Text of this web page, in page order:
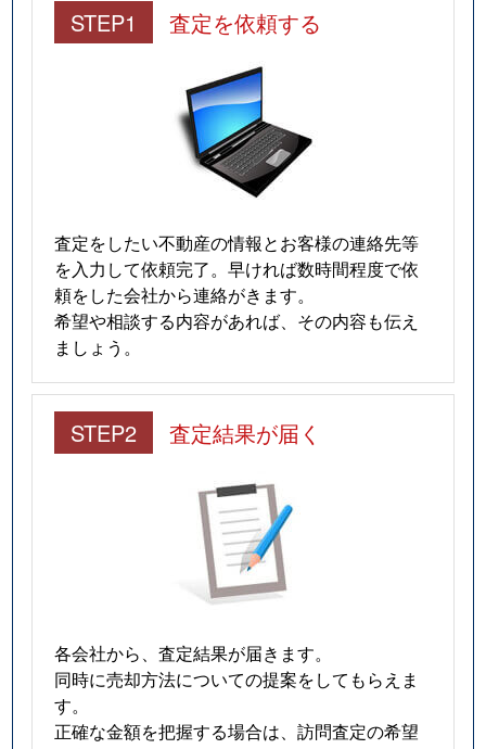
STEP1 査定を依頼する
査定をしたい不動産の情報とお客様の連絡先等
を入力して依頼完了。早ければ数時間程度で依
頼をした会社から連絡がきます。
希望や相談する内容があれば、その内容も伝え
ましょう。
STEP2 査定結果が届く
各会社から、査定結果が届きます。
同時に売却方法についての提案をしてもらえま
す。
正確な金額を把握する場合は、訪問査定の希望